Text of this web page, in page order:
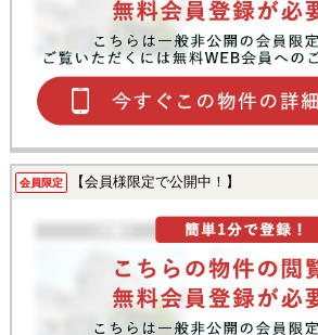
会員限定 【会員様限定で公開中！】